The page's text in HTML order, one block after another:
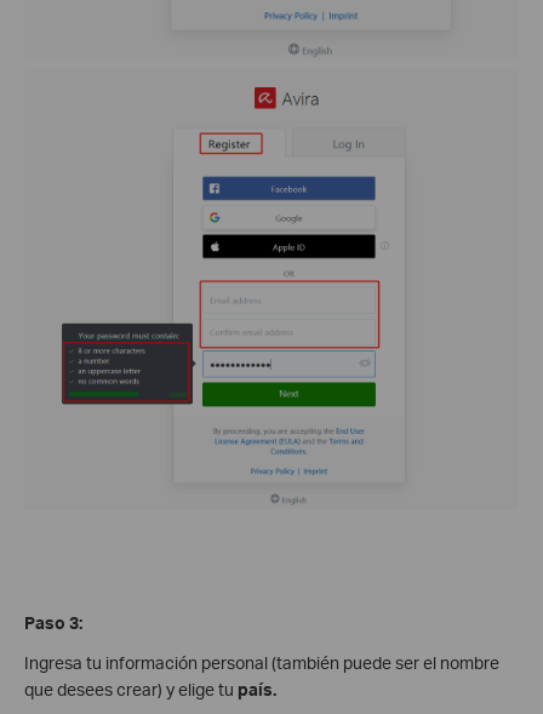
Paso 3:
Ingresa tu información personal (también puede ser el nombre
que desees crear) y elige tu país.